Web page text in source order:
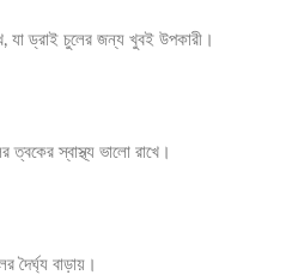
যা ড্রাই চুলের জন্য খুবই উপকারী।
ত্বকের স্বাস্থ্য ভালো রাখে।
দৈর্ঘ্য বাড়ায়।